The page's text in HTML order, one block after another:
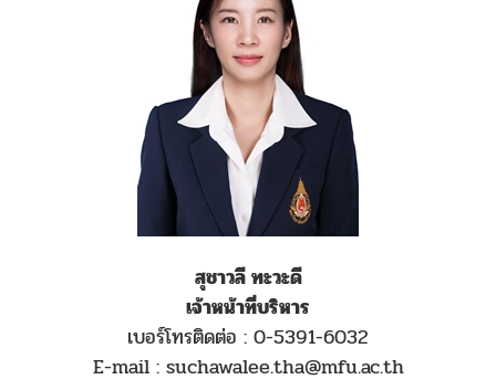
สุชาวลี ทะวะดี
เจ้าหน้าที่บริหาร
เบอร์โทรติดต่อ : 0-5391-6032
E-mail : suchawalee.tha@mfu.ac.th